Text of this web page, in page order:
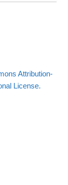
Attribution-
License.